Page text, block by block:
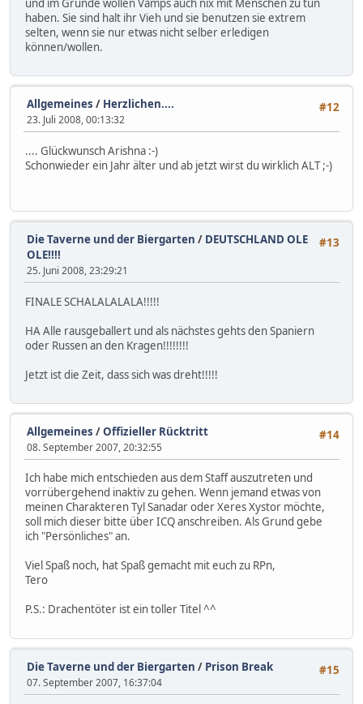
und im Grunde wollen Vamps auch nix mit Menschen zu tun
haben. Sie sind halt ihr Vieh und sie benutzen sie extrem
selten, wenn sie nur etwas nicht selber erledigen
können/wollen.
#12
Allgemeines / Herzlichen....
23. Juli 2008, 00:13:32
.... Glückwunsch Arishna :-)
Schonwieder ein Jahr älter und ab jetzt wirst du wirklich ALT ;-)
#13
Die Taverne und der Biergarten / DEUTSCHLAND OLE
OLE!!!!
25. Juni 2008, 23:29:21
FINALE SCHALALALALA!!!!!
HA Alle rausgeballert und als nächstes gehts den Spaniern
oder Russen an den Kragen!!!!!!!!
Jetzt ist die Zeit, dass sich was dreht!!!!!
#14
Allgemeines /Offizieller Rücktritt
08. September 2007, 20:32:55
Ich habe mich entschieden aus dem Staff auszutreten und
vorrübergehend inaktiv zu gehen. Wenn jemand etwas von
meinen Charakteren Tyl Sanadar oder Xeres Xystor möchte,
soll mich dieser bitte über ICQ anschreiben. Als Grund gebe
ich "Persönliches" an.
Viel Spaß noch, hat Spaß gemacht mit euch zu RPn,
Tero
P.S.: Drachentöter ist ein toller Titel ^^
#15
Die Taverne und der Biergarten / Prison Break
07. September 2007, 16:37:04